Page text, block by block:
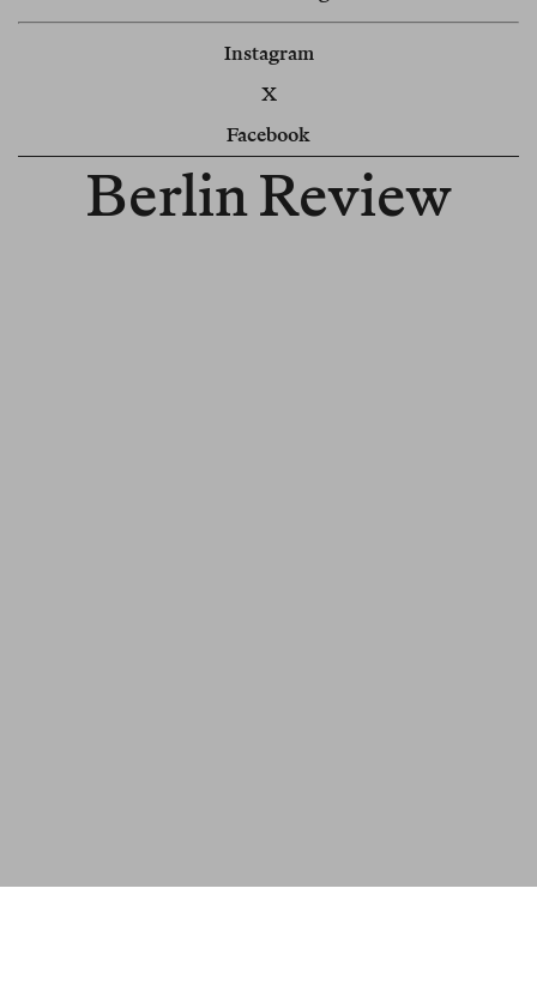
Instagram
X
Facebook
Berlin Review